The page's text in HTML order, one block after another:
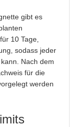
gibt es
10 Tage,
sodass jeder
Nach dem
für die
werden